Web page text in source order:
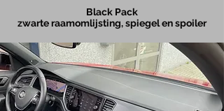
Black Pack
zwarte raamomlijsting, spiegelen spoiler